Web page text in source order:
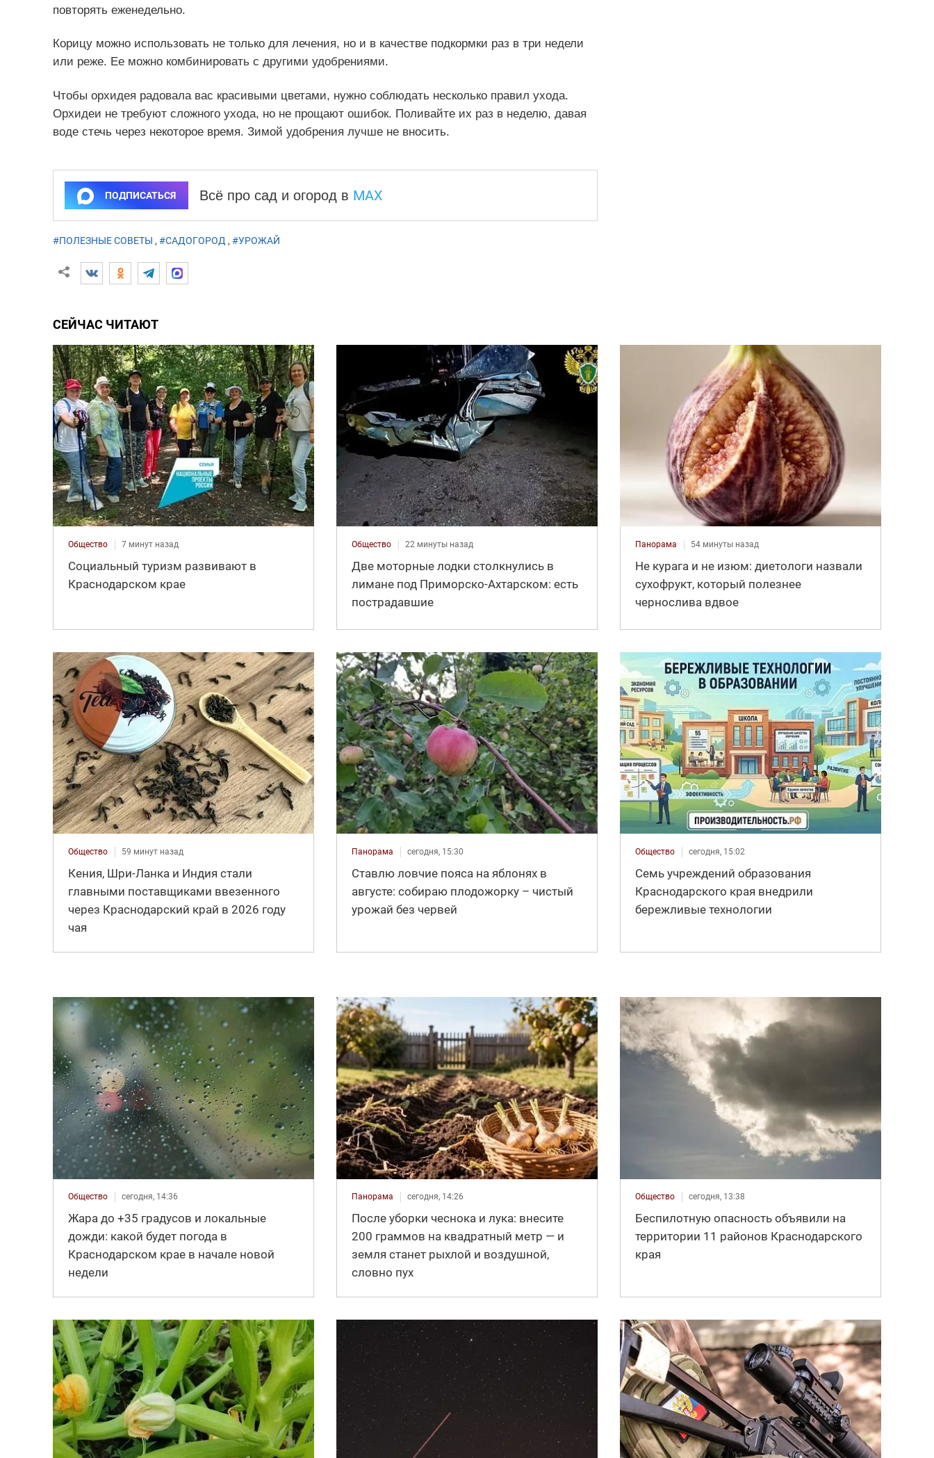
повторять еженедельно.
Корицу можно использовать не только для лечения, но и в качестве подкормки раз в три недели
или реже. Ее можно комбинировать с другими удобрениями.
Чтобы орхидея радовала вас красивыми цветами, нужно соблюдать несколько правил ухода.
Орхидеи не требуют сложного ухода, но не прощают ошибок. Поливайте их раз в неделю, давая
воде стечь через некоторое время. Зимой удобрения лучше не вносить.
ПОДПИСАТЬСЯ Всё про сад и огород в MAX
#ПОЛЕЗНЫЕ СОВЕТЫ , #САДОГОРОД , #УРОЖАЙ
СЕЙЧАС ЧИТАЮТ
Общество 7 минут назад
Социальный туризм развивают в
Краснодарском крае
Общество 22 минуты назад
Две моторные лодки столкнулись в
лимане под Приморско-Ахтарском: есть
пострадавшие
Панорама 54 минуты назад
Не курага и не изюм: диетологи назвали
сухофрукт, который полезнее
чернослива вдвое
Общество 59 минут назад
Кения, Шри-Ланка и Индия стали
главными поставщиками ввезенного
через Краснодарский край в 2026 году
чая
Панорама сегодня, 15:30
Ставлю ловчие пояса на яблонях в
августе: собираю плодожорку – чистый
урожай без червей
Общество сегодня, 15:02
Семь учреждений образования
Краснодарского края внедрили
бережливые технологии
Общество сегодня, 14:36
Жара до +35 градусов и локальные
дожди: какой будет погода в
Краснодарском крае в начале новой
недели
Панорама сегодня, 14:26
После уборки чеснока и лука: внесите
200 граммов на квадратный метр — и
земля станет рыхлой и воздушной,
словно пух
Общество сегодня, 13:38
Беспилотную опасность объявили на
территории 11 районов Краснодарского
края